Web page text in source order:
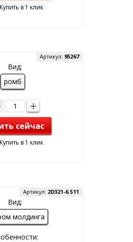
Купить в 1 клик
Артикул: 95267
Вид:
ромб
сейчас
Купить в 1 клик
Артикул: 2D321-6.S11
Вид:
молдинга